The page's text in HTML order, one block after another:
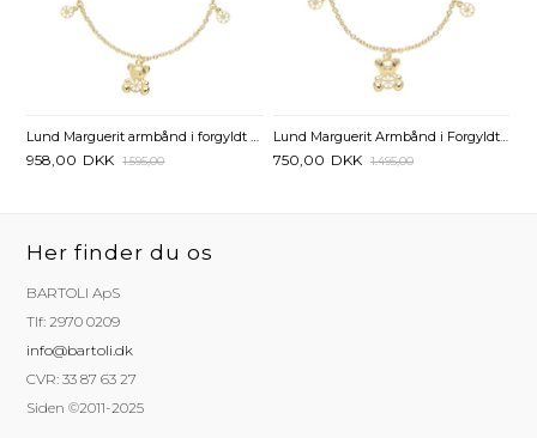
958,00 DKK 1.595,00 750,00 DKK 1.495,00
Her finder du os
BARTOLI ApS
Tlf: 2970 0209
info@bartoli.dk
CVR: 33 87 63 27
Siden ©2011-2025